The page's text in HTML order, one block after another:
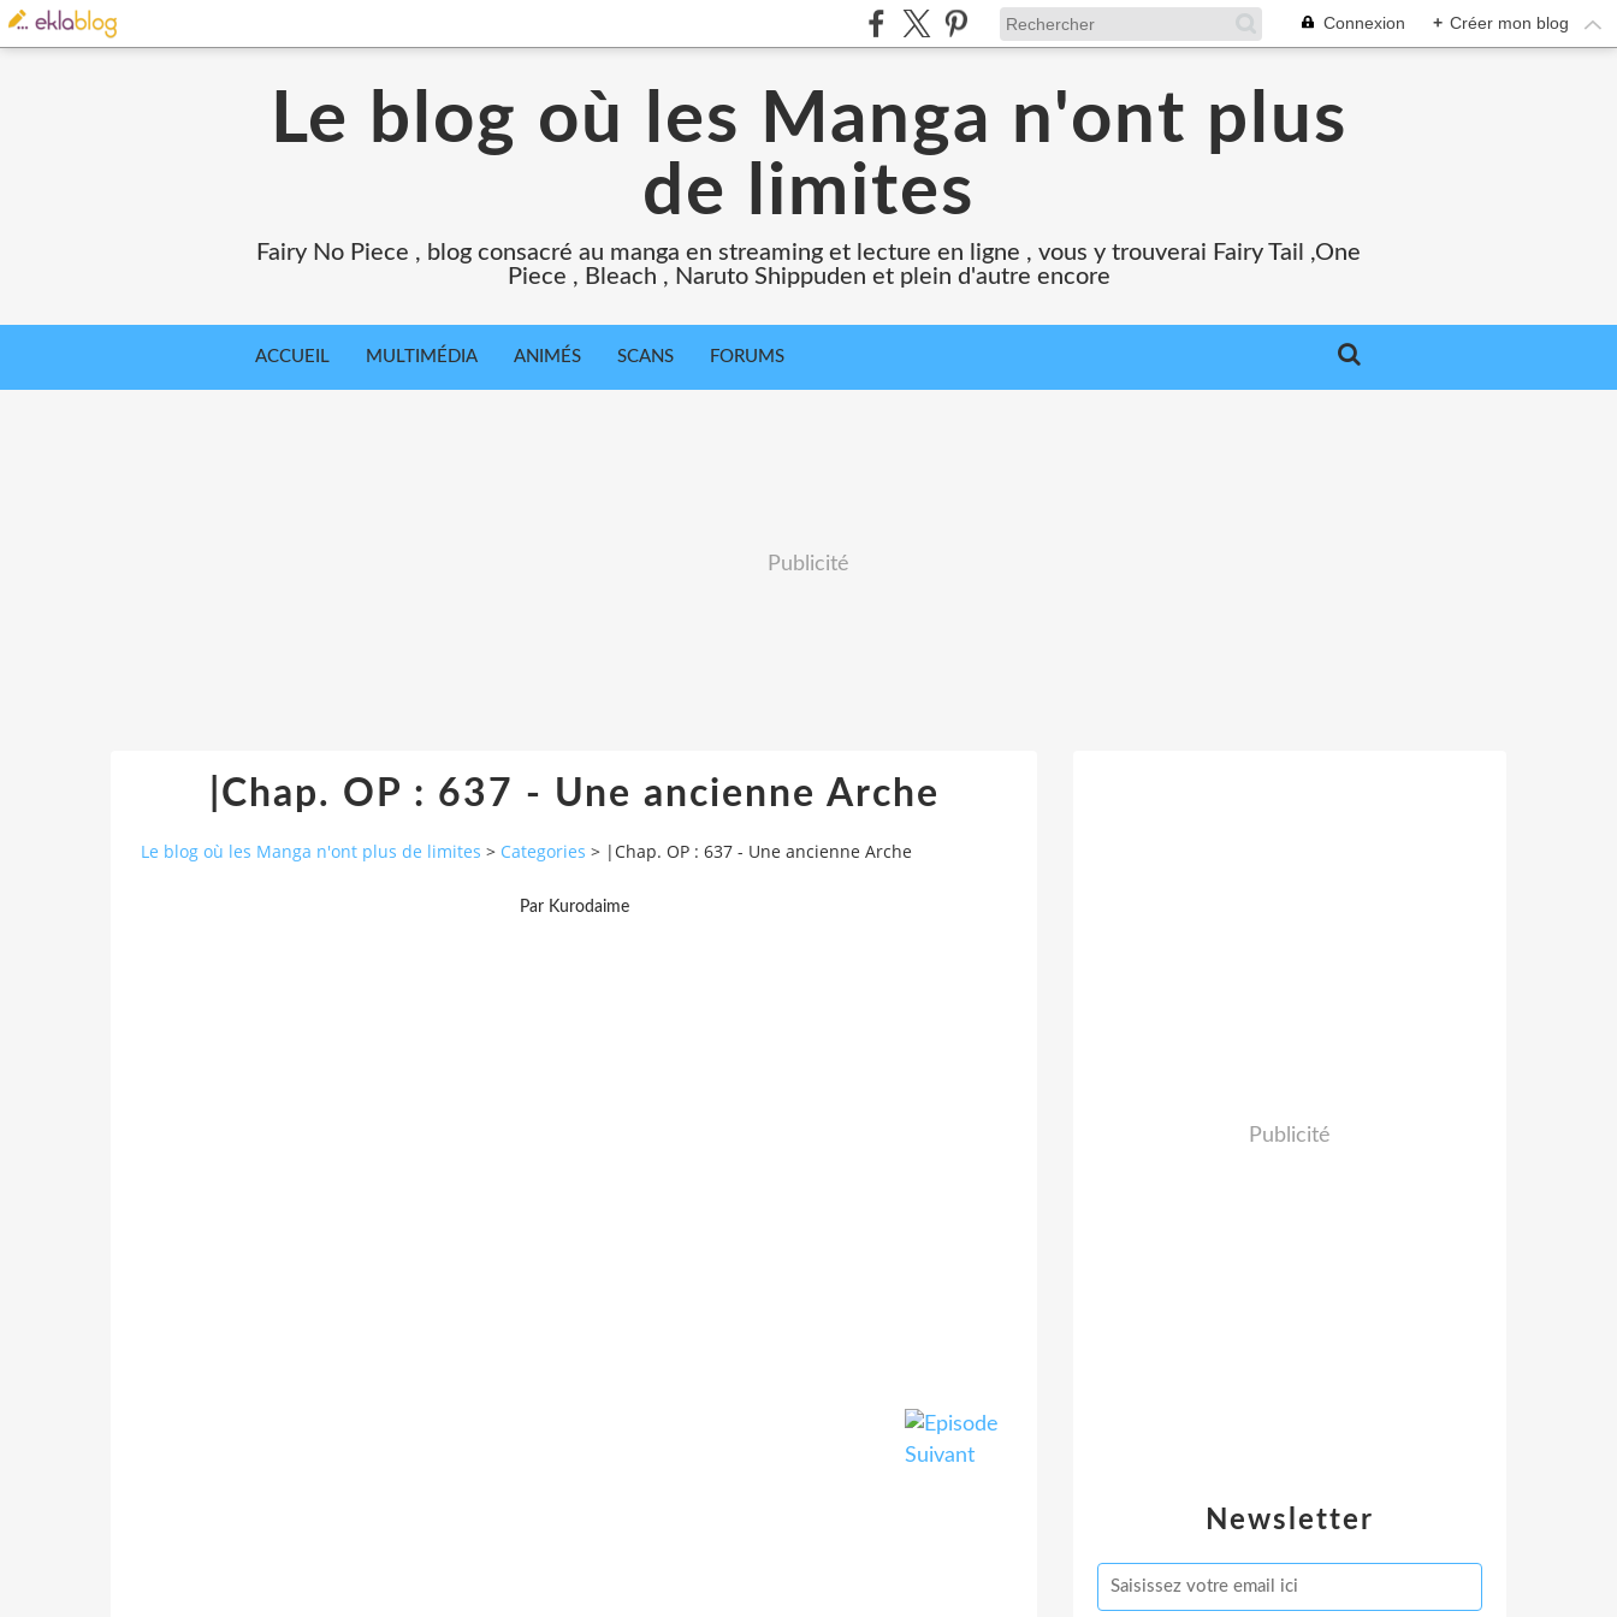
Connexion + Créer mon blog
Le blog où les Manga n'ont plus
de limites
Fairy No Piece , blog consacré au manga en streaming et lecture en ligne , vous y trouverai Fairy Tail ,One
Piece , Bleach , Naruto Shippuden et plein d'autre encore
ACCUEIL MULTIMÉDIA ANIMÉS SCANS FORUMS
Publicité
|Chap. OP : 637 - Une ancienne Arche
Le blog où les Manga n'ont plus de limites > Categories > |Chap. OP : 637 - Une ancienne Arche
Par Kurodaime
Newsletter
Publicité